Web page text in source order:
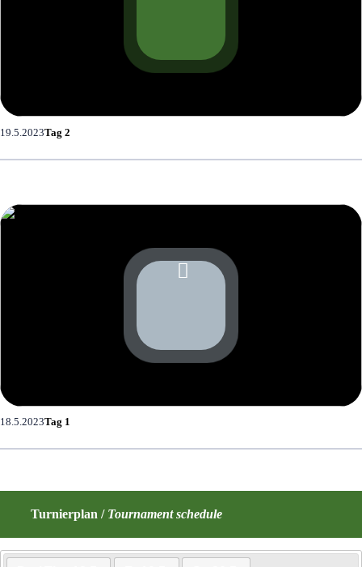
19.5.2023Tag 2
18.5.2023Tag 1
Turnierplan / Tournament schedule